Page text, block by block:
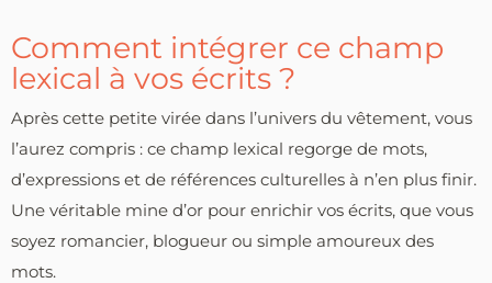
Comment intégrer ce champ
lexical à vos écrits ?
Après cette petite virée dans l’univers du vêtement, vous
l’aurez compris : ce champ lexical regorge de mots,
d’expressions et de références culturelles à n’en plus finir.
Une véritable mine d’or pour enrichir vos écrits, que vous
soyez romancier, blogueur ou simple amoureux des
mots.